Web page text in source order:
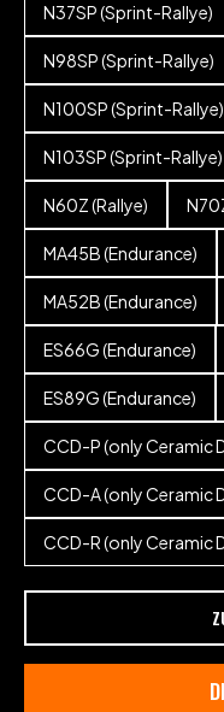
N37SP (Sprint-Rallye)
N98SP (Sprint-Rallye)
N100SP (Sprint-Rallye)
N103SP (Sprint-Rallye)
N60Z (Rallye)
MA45B (Endurance)
MA52B (Endurance)
ES66G (Endurance)
ES89G (Endurance)
CCD-P (only Ceramic
CCD-A (only Ceramic
CCD-R (only Ceramic